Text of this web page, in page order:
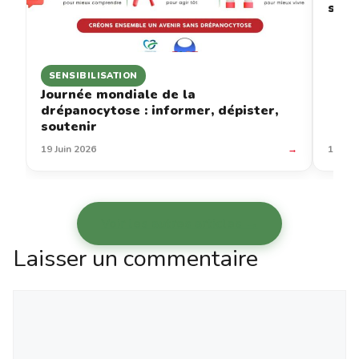
SENSIBILISATION
Journée mondiale de la
drépanocytose : informer, dépister,
soutenir
19 Juin 2026 → 12
Laisser un commentaire